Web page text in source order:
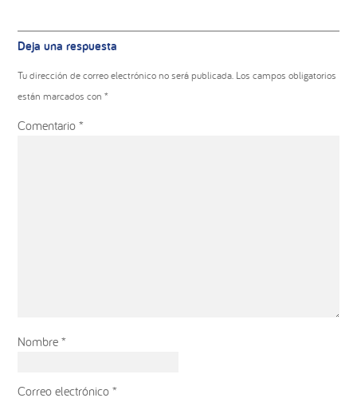
Interacciones
con
los
lectores
Deja una respuesta
Tu dirección de correo electrónico no será publicada. Los campos obligatorios
están marcados con*
Comentario*
Nombre*
Correo electrónico*